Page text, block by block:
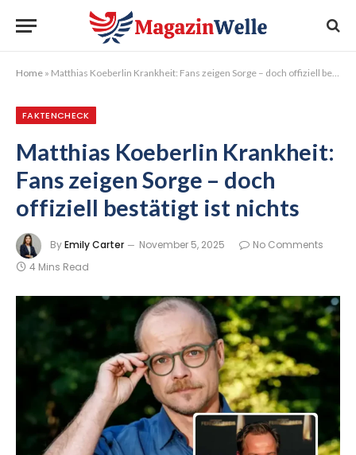
Home » Matthias Koeberlin Krankheit: Fans zeigen Sorge – doch offiziell bestätigt ist nichts
FAKTENCHECK
Matthias Koeberlin Krankheit:
Fans zeigen Sorge – doch
offiziell bestätigt ist nichts
ByEmily Carter November 5, 2025
No Comments
4 Mins Read